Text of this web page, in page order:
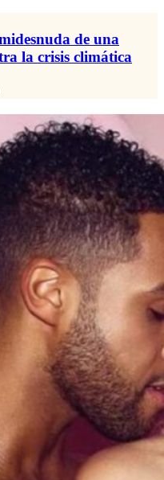
de una
la crisis climática